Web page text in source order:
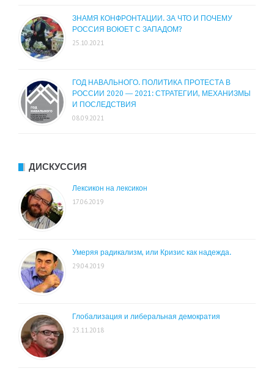
ЗНАМЯ КОНФРОНТАЦИИ. ЗА ЧТО И ПОЧЕМУ
РОССИЯ ВОЮЕТ С ЗАПАДОМ?
25.10.2021
ГОД НАВАЛЬНОГО. ПОЛИТИКА ПРОТЕСТА В
РОССИИ 2020 — 2021: СТРАТЕГИИ, МЕХАНИЗМЫ
И ПОСЛЕДСТВИЯ
08.09.2021
ДИСКУССИЯ
Лексикон на лексикон
17.06.2019
Умеряя радикализм, или Кризис как надежда.
29.04.2019
Глобализация и либеральная демократия
23.11.2018